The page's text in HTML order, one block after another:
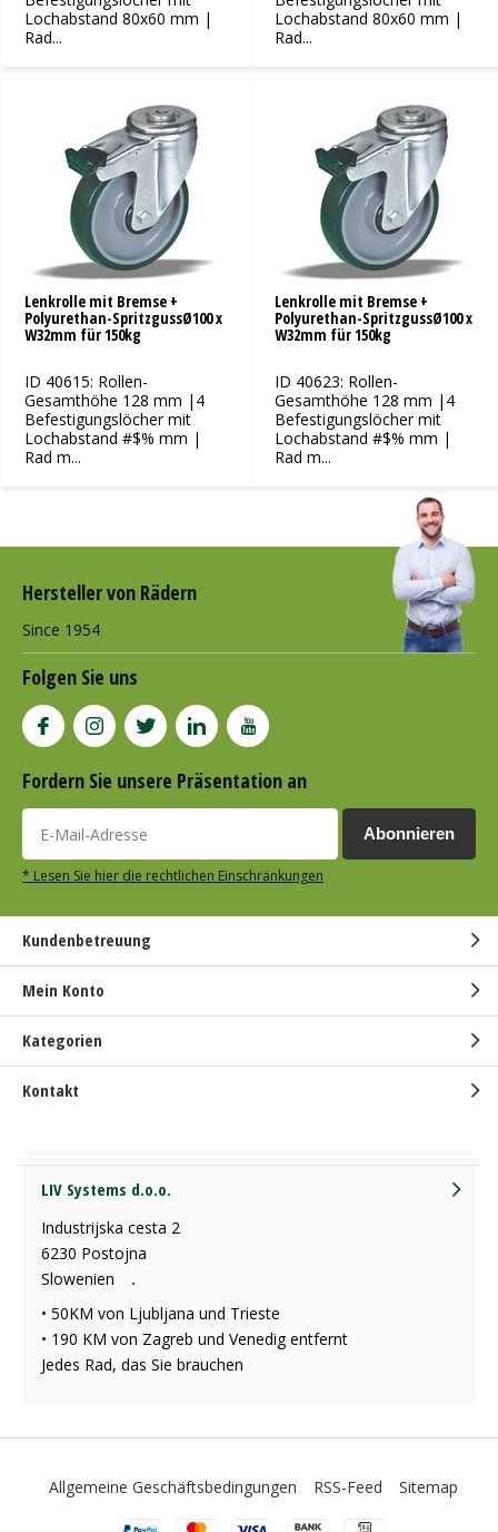
Lochabstand 80x60 mm |
Rad...
Lochabstand 80x60 mm |
Rad...
Lenkrolle mit Bremse +
Polyurethan-SpritzgussØ100 x
W32mm für 150kg
ID 40615: Rollen-
Gesamthöhe 128 mm |4
Befestigungslöcher mit
Lochabstand #$% mm |
Rad m...
Lenkrolle mit Bremse +
Polyurethan-SpritzgussØ100 x
W32mm für 150kg
ID 40623: Rollen-
Gesamthöhe 128 mm |4
Befestigungslöcher mit
Lochabstand #$% mm |
Rad m...
Hersteller von Rädern
Since 1954
Folgen Sie uns
Fordern Sie unsere Präsentation an
Abonnieren
* Lesen Sie hier die rechtlichen Einschränkungen
Kundenbetreuung
Mein Konto
Kategorien
Kontakt
LIV Systems d.o.o.
Industrijska cesta 2
6230 Postojna
Slowenien
.
• 50KM von Ljubljana und Trieste
• 190 KM von Zagreb und Venedig entfernt
Jedes Rad, das Sie brauchen
Allgemeine Geschäftsbedingungen RSS-Feed Sitemap